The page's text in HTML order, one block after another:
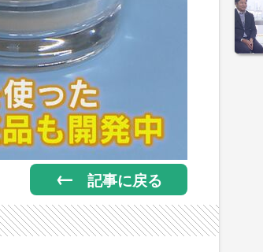
記事に戻る